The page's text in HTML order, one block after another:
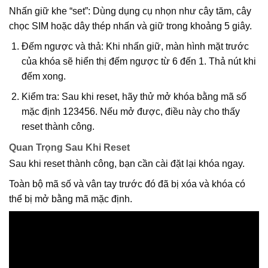
Nhấn giữ khe “set”: Dùng dụng cụ nhọn như cây tăm, cây
chọc SIM hoặc dây thép nhấn và giữ trong khoảng 5 giây.
Đếm ngược và thả: Khi nhấn giữ, màn hình mặt trước
của khóa sẽ hiển thị đếm ngược từ 6 đến 1. Thả nút khi
đếm xong.
Kiểm tra: Sau khi reset, hãy thử mở khóa bằng mã số
mặc định 123456. Nếu mở được, điều này cho thấy
reset thành công.
Quan Trọng Sau Khi Reset
Sau khi reset thành công, bạn cần cài đặt lại khóa ngay.
Toàn bộ mã số và vân tay trước đó đã bị xóa và khóa có
thể bị mở bằng mã mặc định.